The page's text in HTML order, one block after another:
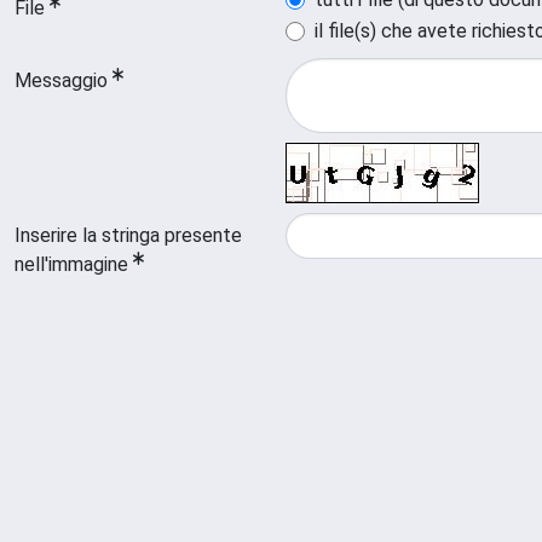
File
il file(s) che avete
Messaggio
Inserire la stringa presente
nell'immagine